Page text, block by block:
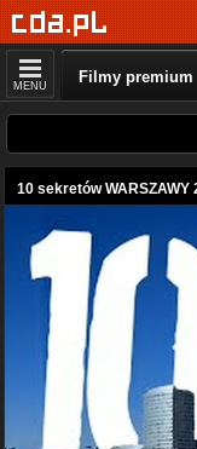
MENU Filmy premium
10 sekretów WARSZAWY